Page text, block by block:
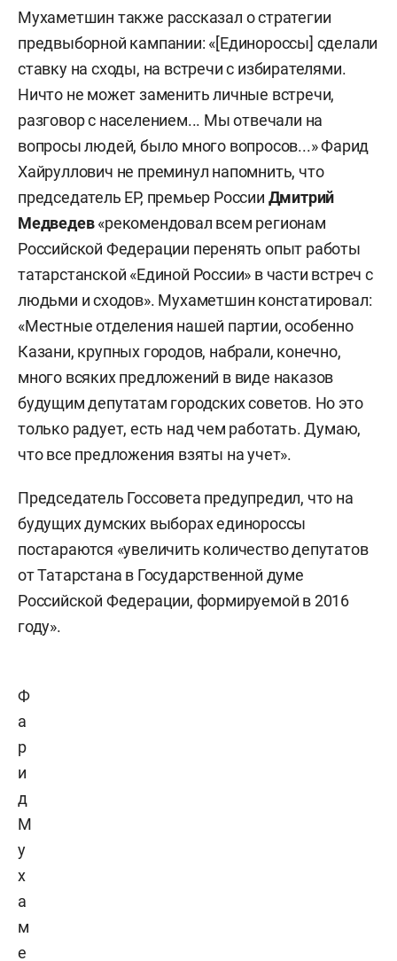
Мухаметшин также рассказал о стратегии
предвыборной кампании: «[Единороссы] сделали
ставку на сходы, на встречи с избирателями.
Ничто не может заменить личные встречи,
разговор с населением... Мы отвечали на
вопросы людей, было много вопросов...» Фарид
Хайруллович не преминул напомнить, что
председатель ЕР, премьер России Дмитрий
Медведев«рекомендовал всем регионам
Российской Федерации перенять опыт работы
татарстанской «Единой России» в части встреч с
людьми и сходов». Мухаметшин констатировал:
«Местные отделения нашей партии, особенно
Казани, крупных городов, набрали, конечно,
много всяких предложений в виде наказов
будущим депутатам городских советов. Но это
только радует, есть над чем работать. Думаю,
что все предложения взяты на учет».
Председатель Госсовета предупредил, что на
будущих думских выборах единороссы
постараются «увеличить количество депутатов
от Татарстана в Государственной думе
Российской Федерации, формируемой в 2016
году».
Ф
а
р
и
д
М
у
х
а
м
е